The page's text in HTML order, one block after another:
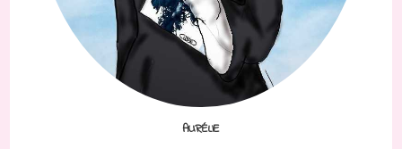
AURÉLIE